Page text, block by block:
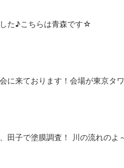
た♪こちらは青森です☆
に来ております！会場が東京タ
田子で塗膜調査！ 川の流れのよ